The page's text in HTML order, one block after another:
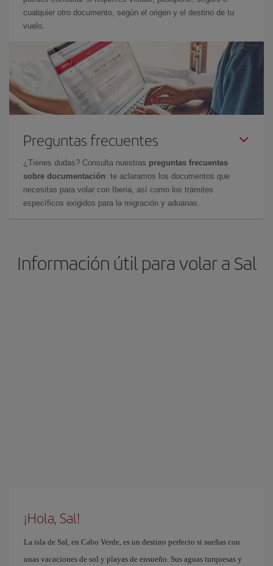
cualquier otro documento, según el origen y el destino de tu
vuelo.
Preguntas frecuentes
¿Tienes dudas? Consulta nuestras preguntas frecuentes
sobre documentación: te aclaramos los documentos que
necesitas para volar con Iberia, así como los trámites
específicos exigidos para la migración y aduanas.
Información útil para volar a Sal
¡Hola, Sal!
La isla de Sal, en Cabo Verde, es un destino perfecto si sueñas con
unas vacaciones de sol y playas de ensueño. Sus aguas turquesas y